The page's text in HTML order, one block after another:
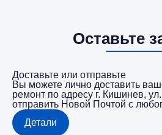
Оставьте
Доставьте или отправьте
Вы можете лично доставить
ремонт по адресу г. Кишинев,
отправить Новой Почтой с
Детали